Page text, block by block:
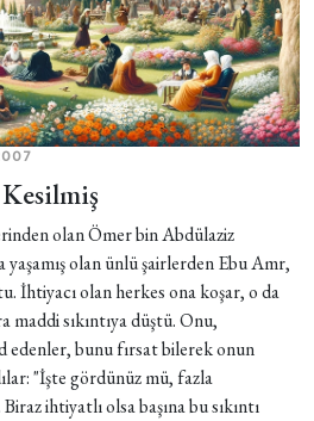
olan Ömer bin Abdülaziz
yaşamış olan ünlü şairlerden Ebu Amr,
İhtiyacı olan herkes ona koşar, o da
maddi sıkıntıya düştü. Onu,
edenler, bunu fırsat bilerek onun
"İşte gördünüz mü, fazla
ihtiyatlı olsa başına bu sıkıntı